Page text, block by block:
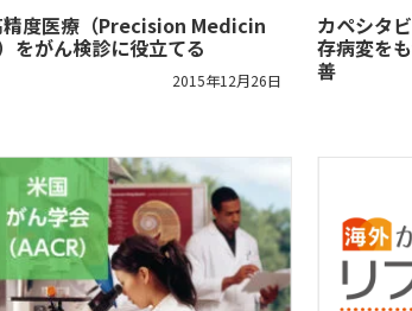
精度医療（Precision Medicin
をがん検診に役立てる
2015年12月26日
カペシタ
存病変を
善